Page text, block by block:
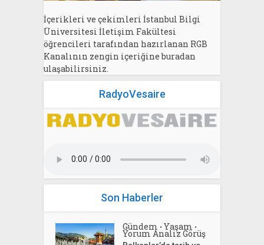
İçerikleri ve çekimleri İstanbul Bilgi
Üniversitesi İletişim Fakültesi
öğrencileri tarafından hazırlanan RGB
Kanalının zengin içeriğine buradan
ulaşabilirsiniz.
RadyoVesaire
Son Haberler
Gündem • Yaşam •
Yorum Analiz Görüş